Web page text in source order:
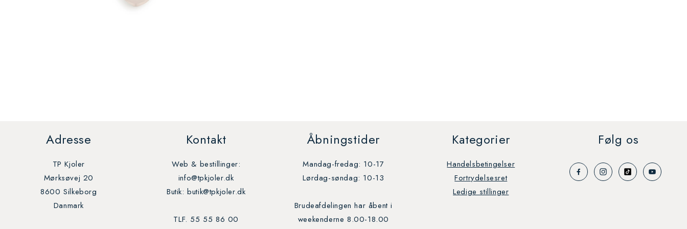
Adresse
TP Kjoler
Mørksøvej 20
8600 Silkeborg
Danmark
Kontakt
Web & bestillinger:
info@tpkjoler.dk
Butik: butik@tpkjoler.dk
TLF. 55 55 86 00
Åbningstider
Mandag-fredag: 10-17
Lørdag-søndag: 10-13
Brudeafdelingen har åbent i
weekenderne 8.00-18.00
Kategorier
Handelsbetingelser
Fortrydelsesret
Ledige stillinger
Følg os